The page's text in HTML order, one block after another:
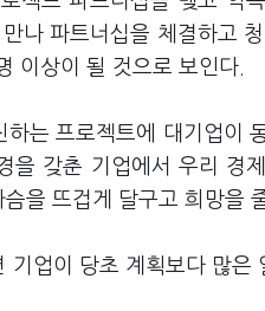
나 파트너십을 체결하고
이상이 될 것으로 보인다.
는 프로젝트에 대기업이
갖춘 기업에서 우리 경
을 뜨겁게 달구고 희망을
업이 당초 계획보다 많은